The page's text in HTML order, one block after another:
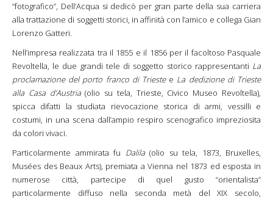
“fotografico”, Dell’Acqua si dedicò per gran parte della sua carriera
alla trattazione di soggetti storici, in affinità con l’amico e collega Gian
Lorenzo Gatteri.
Nell’impresa realizzata tra il 1855 e il 1856 per il facoltoso Pasquale
Revoltella, le due grandi tele di soggetto storico rappresentanti La
proclamazione del porto franco di Triestee La dedizione di Trieste
alla Casa d’Austria(olio su tela, Trieste, Civico Museo Revoltella),
spicca difatti la studiata rievocazione storica di armi, vessilli e
costumi, in una scena dall’ampio respiro scenografico impreziosita
da colori vivaci.
Particolarmente ammirata fu Dalila(olio su tela, 1873, Bruxelles,
Musées des Beaux Arts), premiata a Vienna nel 1873 ed esposta in
numerose città, partecipe di quel gusto “orientalista”
particolarmente diffuso nella seconda metà del XIX secolo,